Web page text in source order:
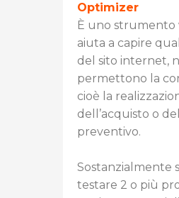
Optimizer
È uno strumento
aiuta a capire
del sito internet,
permettono la
cioè la
dell’acquisto o del
preventivo.
Sostanzialmente
testare 2 o più